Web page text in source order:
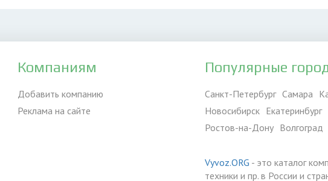
Компаниям
Добавить компанию
Реклама на сайте
Популярные
Санкт-Петербург Самара
Новосибирск Екатеринбург
Ростов-на-Дону Волгоград
Vyvoz.ORG - это каталог
техники и пр. в России и